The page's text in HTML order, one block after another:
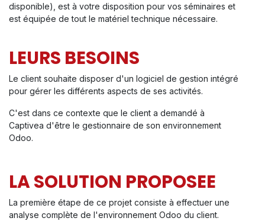
disponible), est à votre disposition pour vos séminaires et
est équipée de tout le matériel technique nécessaire.
LEURS BESOINS
Le client souhaite disposer d'un logiciel de gestion intégré
pour gérer les différents aspects de ses activités.
C'est dans ce contexte que le client a demandé à
Captivea d'être le gestionnaire de son environnement
Odoo.
LA SOLUTION PROPOSEE
La première étape de ce projet consiste à effectuer une
analyse complète de l'environnement Odoo du client.